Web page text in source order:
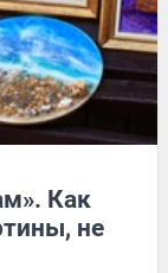
Как
не